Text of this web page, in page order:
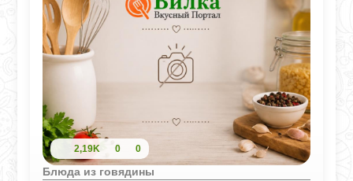
2,19K 0 0
Блюда из говядины